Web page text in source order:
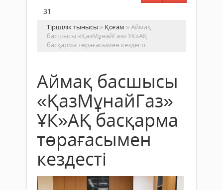
31
Тіршілік тынысы » Қоғам » Аймақ
басшысы «ҚазМұнайГаз» ҰК»АҚ
басқарма төрағасымен кездесті
Аймақ басшысы
«ҚазМұнайГаз»
ҰК»АҚ басқарма
төрағасымен
кездесті